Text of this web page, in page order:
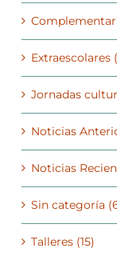
Extraescolares
Jornadas
Noticias
Noticias
Sin categoría
Talleres (15)